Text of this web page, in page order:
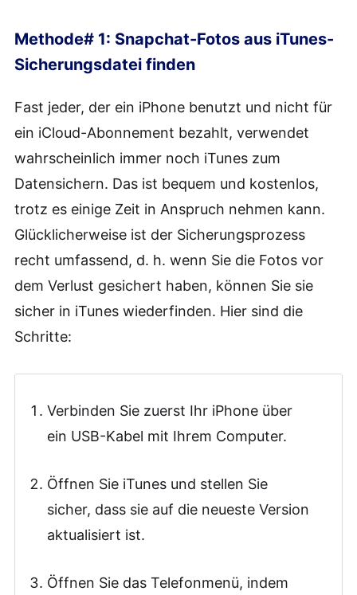
Methode# 1: Snapchat-Fotos aus iTunes-
Sicherungsdatei finden
Fast jeder, der ein iPhone benutzt und nicht für
ein iCloud-Abonnement bezahlt, verwendet
wahrscheinlich immer noch iTunes zum
Datensichern. Das ist bequem und kostenlos,
trotz es einige Zeit in Anspruch nehmen kann.
Glücklicherweise ist der Sicherungsprozess
recht umfassend, d. h. wenn Sie die Fotos vor
dem Verlust gesichert haben, können Sie sie
sicher in iTunes wiederfinden. Hier sind die
Schritte:
Verbinden Sie zuerst Ihr iPhone über
ein USB-Kabel mit Ihrem Computer.
Öffnen Sie iTunes und stellen Sie
sicher, dass sie auf die neueste Version
aktualisiert ist.
Öffnen Sie das Telefonmenü, indem